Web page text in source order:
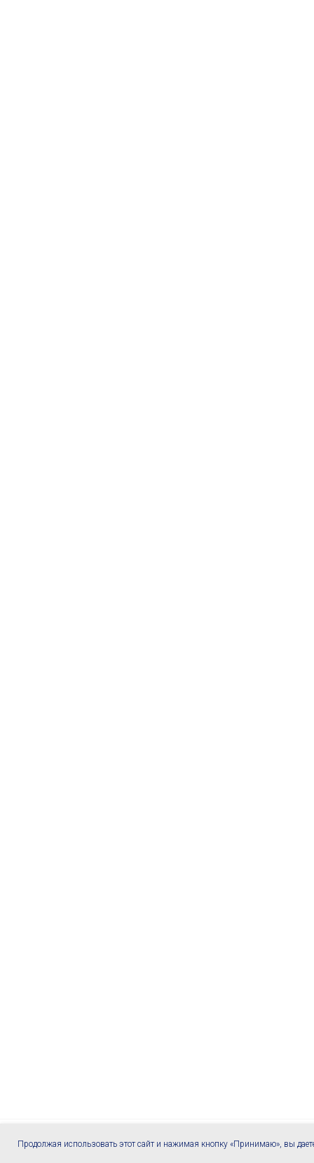
Главная Услуги Позвонить Телеграм Контакты
Продолжая использовать этот сайт и нажимая кнопку «Принимаю», вы